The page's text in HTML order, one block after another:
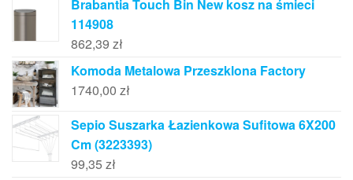
Brabantia Touch Bin New kosz na śmieci
114908
862,39 zł
Komoda Metalowa Przeszklona Factory
1740,00 zł
Sepio Suszarka Łazienkowa Sufitowa 6X200
Cm (3223393)
99,35 zł